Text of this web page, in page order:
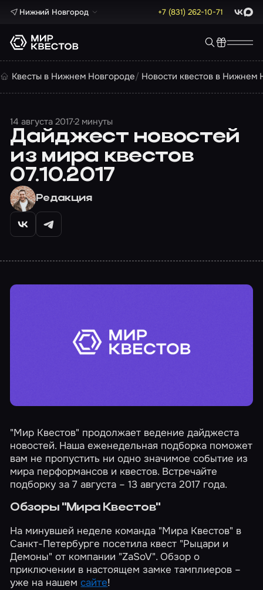
Нижний Новгород +7 (831) 262-10-71 Max
Квесты в Нижнем Новгороде Новости квестов в Нижнем
14 августа 20172 минуты
Дайджест новостей
из мира квестов
07.10.2017
Редакция
"Мир Квестов" продолжает ведение дайджеста
новостей. Наша еженедельная подборка поможет
вам не пропустить ни одно значимое событие из
мира перформансов и квестов. Встречайте
подборку за 7 августа – 13 августа 2017 года.
Обзоры "Мира Квестов"
На минувшей неделе команда "Мира Квестов" в
Санкт-Петербурге посетила квест "Рыцари и
Демоны" от компании "ZaSoV". Обзор о
приключении в настоящем замке тамплиеров –
уже на нашемсайте!